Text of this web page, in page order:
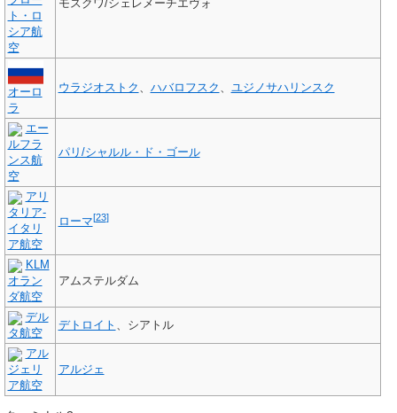
ト・ロ
シア航
空
モスクワ/シェレメーチエヴォ
オーロ
ラ
ウラジオストク 、 ハバロフスク 、 ユジノサハリンスク
エー
ルフラ
ンス航
空
パリ/シャルル・ド・ゴール
アリ
タリア-
イタリ
ア航空
ローマ[23]
KLM
オラン
ダ航空
アムステルダム
デル
タ航空
デトロイト 、シアトル
アル
ジェリ
ア航空
アルジェ